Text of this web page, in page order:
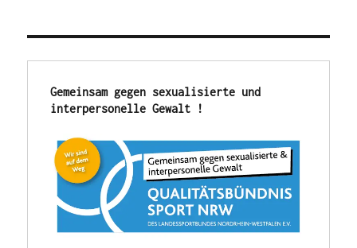
Gemeinsam gegen sexualisierte und
interpersonelle Gewalt !